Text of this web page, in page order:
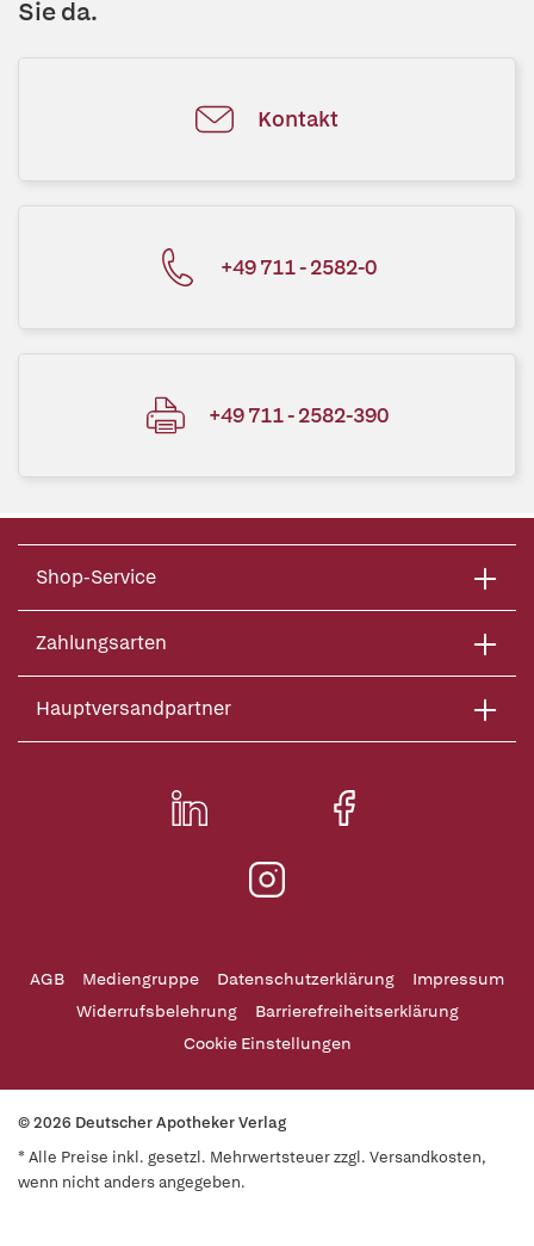
Sie da.
Kontakt
+49 711 - 2582-0
+49 711 - 2582-390
Shop-Service
Zahlungsarten
Hauptversandpartner
AGB Mediengruppe Datenschutzerklärung
Impressum
Widerrufsbelehrung
Barrierefreiheitserklärung
Cookie Einstellungen
© 2026 Deutscher Apotheker Verlag
* Alle Preise inkl. gesetzl. Mehrwertsteuer zzgl. Versandkosten,
wenn nicht anders angegeben.